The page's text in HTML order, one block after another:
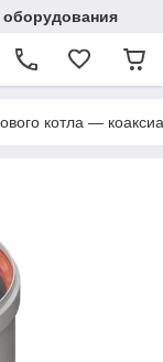
оборудования
котла —